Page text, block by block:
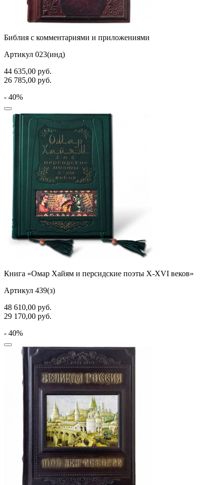
Библия с комментариями и приложениями
Артикул 023(инд)
44 635,00 руб.
26 785,00 руб.
- 40%
Книга «Омар Хайям и персидские поэты X-XVI веков»
Артикул 439(з)
48 610,00 руб.
29 170,00 руб.
- 40%